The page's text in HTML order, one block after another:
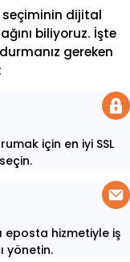
dijital
biliyoruz. İşte
gereken
için en iyi SSL
eposta hizmetiyle iş
yönetin.